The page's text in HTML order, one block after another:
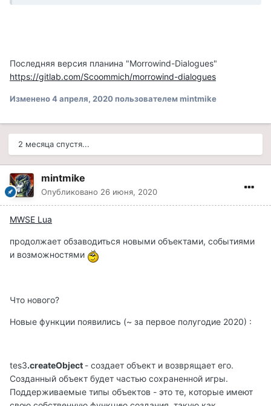
Последняя версия планина "Morrowind-Dialogues"
https://gitlab.com/Scoommich/morrowind-dialogues
Изменено4 апреля, 2020пользователем mintmike
2 месяца спустя...
mintmike
Опубликовано 26 июня, 2020
MWSE Lua
продолжает обзаводиться новыми объектами, событиями
и возможностями
Что нового?
Новые функции появились (~ за первое полугодие 2020) :
tes3.createObject - создает объект и возврящает его.
Созданный объект будет частью сохраненной игры.
Поддерживаемые типы объектов - это те, которые имеют